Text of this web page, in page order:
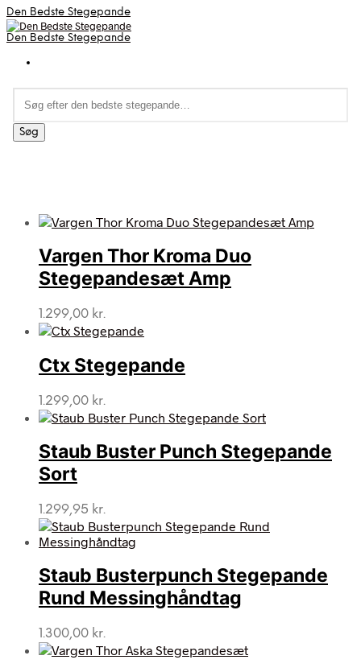
Den Bedste Stegepande
Den Bedste Stegepande
efter:
Søg
Vargen Thor Kroma Duo
Stegepandesæt Amp
1.299,00 kr.
Ctx Stegepande
1.299,00 kr.
Staub Buster Punch Stegepande
Sort
1.299,95 kr.
Staub Busterpunch Stegepande
Rund Messinghåndtag
1.300,00 kr.